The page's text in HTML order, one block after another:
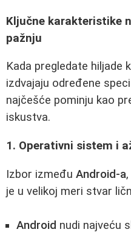
Ključne karakteristike
pažnju
Kada pregledate hiljade
izdvajaju određene
najčešće pominju kao
iskustva.
1. Operativni sistem i
Izbor između Android-a,
je u velikoj meri stvar
Android nudi najveću